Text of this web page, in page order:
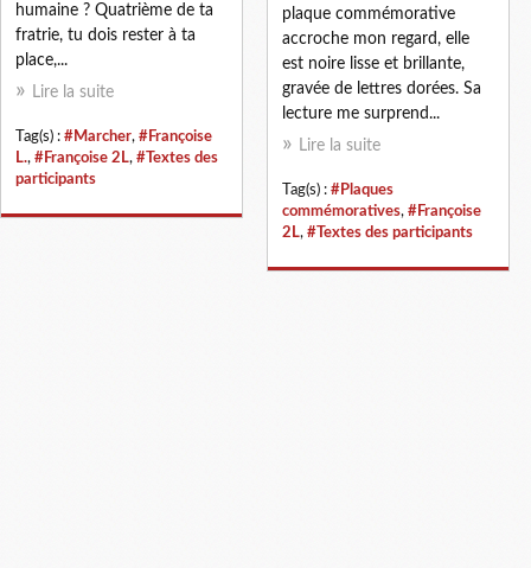
humaine ? Quatrième de ta
fratrie, tu dois rester à ta
place,...
Lire la suite
Tag(s) : #Marcher, #Françoise
L., #Françoise 2L, #Textes des
participants
plaque commémorative
accroche mon regard, elle
est noire lisse et brillante,
gravée de lettres dorées. Sa
lecture me surprend...
Lire la suite
Tag(s) : #Plaques
commémoratives, #Françoise
2L, #Textes des participants